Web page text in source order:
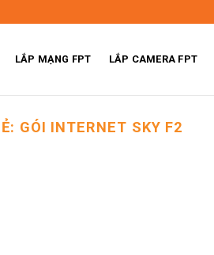
LẮP MẠNG FPT LẮP CAMERA FPT
GÓI INTERNET SKY F2